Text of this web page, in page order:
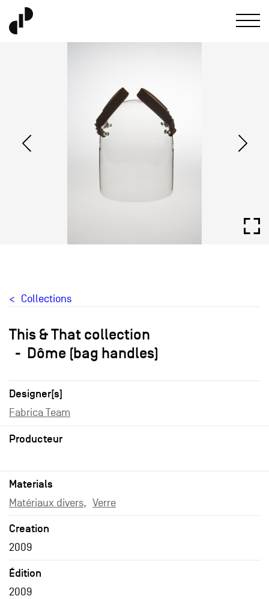
Collections
This & That collection
Dôme (bag handles)
Designer[s]
Fabrica Team
Producteur
Materials
Matériaux divers Verre
Creation
2009
Édition
2009